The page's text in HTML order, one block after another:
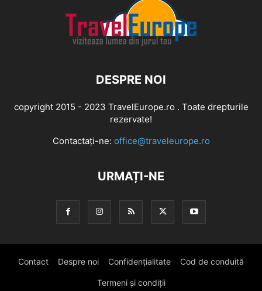
DESPRE NOI
copyright 2015 - 2023 TravelEurope.ro . Toate drepturile
rezervate!
Contactați-ne: office@traveleurope.ro
URMAȚI-NE
Contact Despre noi Confidențialitate Cod de conduită
Termeni și condiții